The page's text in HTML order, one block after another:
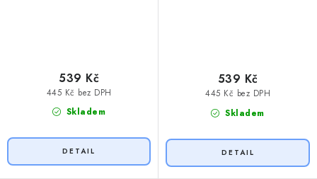
Skladem
445 Kč bez DPH
539 Kč
Skladem
445 Kč bez DPH
539 Kč